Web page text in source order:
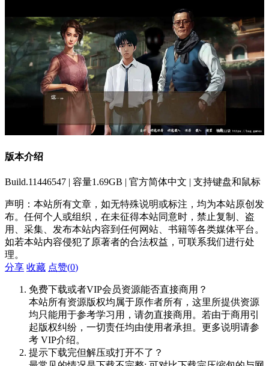
版本介绍
Build.11446547 | 容量1.69GB | 官方简体中文 | 支持键盘和鼠标
声明：本站所有文章，如无特殊说明或标注，均为本站原创发
布。任何个人或组织，在未征得本站同意时，禁止复制、盗
用、采集、发布本站内容到任何网站、书籍等各类媒体平台。
如若本站内容侵犯了原著者的合法权益，可联系我们进行处
理。
分享 收藏 点赞(0)
免费下载或者VIP会员资源能否直接商用？
本站所有资源版权均属于原作者所有，这里所提供资源
均只能用于参考学习用，请勿直接商用。若由于商用引
起版权纠纷，一切责任均由使用者承担。更多说明请参
考 VIP介绍。
提示下载完但解压或打开不了？